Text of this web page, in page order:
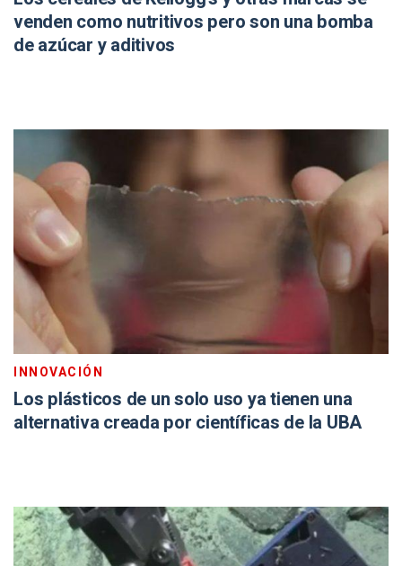
venden como nutritivos pero son una bomba
de azúcar y aditivos
INNOVACIÓN
Los plásticos de un solo uso ya tienen una
alternativa creada por científicas de la UBA